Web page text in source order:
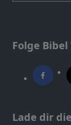
Folge
Lade dir